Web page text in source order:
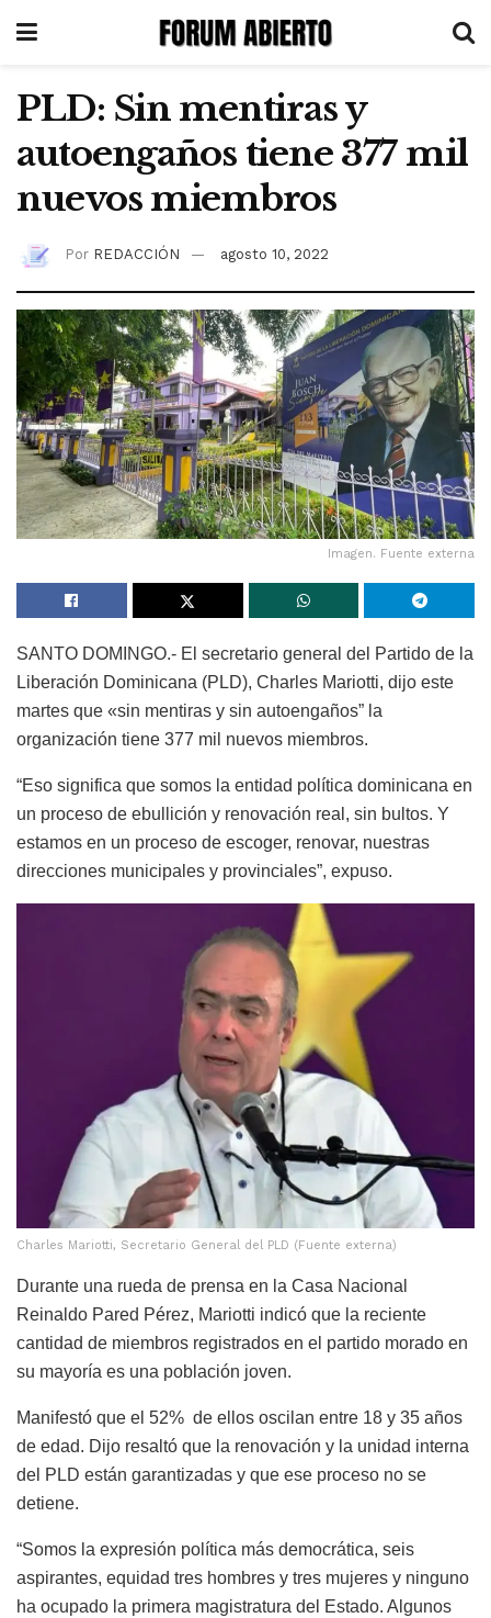
PLD: Sin mentiras y
autoengaños tiene 377 mil
nuevos miembros
Por REDACCIÓN agosto 10, 2022
Imagen. Fuente externa
SANTO DOMINGO.- El secretario general del Partido de la
Liberación Dominicana (PLD), Charles Mariotti, dijo este
martes que «sin mentiras y sin autoengaños” la
organización tiene 377 mil nuevos miembros.
“Eso significa que somos la entidad política dominicana en
un proceso de ebullición y renovación real, sin bultos. Y
estamos en un proceso de escoger, renovar, nuestras
direcciones municipales y provinciales”, expuso.
Charles Mariotti, Secretario General del PLD (Fuente externa)
Durante una rueda de prensa en la Casa Nacional
Reinaldo Pared Pérez, Mariotti indicó que la reciente
cantidad de miembros registrados en el partido morado en
su mayoría es una población joven.
Manifestó que el 52% de ellos oscilan entre 18 y 35 años
de edad. Dijo resaltó que la renovación y la unidad interna
del PLD están garantizadas y que ese proceso no se
detiene.
“Somos la expresión política más democrática, seis
aspirantes, equidad tres hombres y tres mujeres y ninguno
ha ocupado la primera magistratura del Estado. Algunos